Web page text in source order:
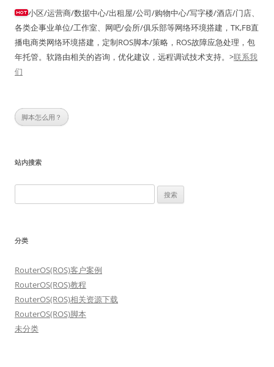
小区/运营商/数据中心/出租屋/公司/购物中心/写字楼/酒店/门店、
各类企事业单位/工作室、网吧/会所/俱乐部等网络环境搭建，TK,FB直
播电商类网络环境搭建，定制ROS脚本/策略，ROS故障应急处理，包
年托管。软路由相关的咨询，优化建议，远程调试技术支持。>联系我
们
脚本怎么用？
站内搜索
索：
分类
RouterOS(ROS)客户案例
RouterOS(ROS)教程
RouterOS(ROS)相关资源下载
RouterOS(ROS)脚本
未分类